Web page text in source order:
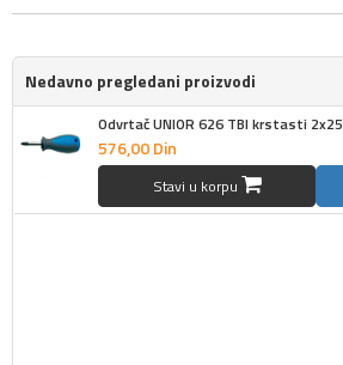
Nedavno pregledani proizvodi
Odvrtač UNIOR 626 TBI krstasti 2x25
576,00Din
Stavi u korpu